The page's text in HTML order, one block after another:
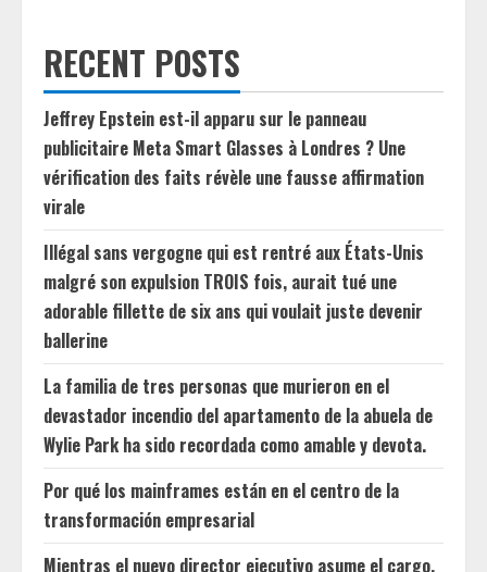
RECENT POSTS
Jeffrey Epstein est-il apparu sur le panneau
publicitaire Meta Smart Glasses à Londres ? Une
vérification des faits révèle une fausse affirmation
virale
Illégal sans vergogne qui est rentré aux États-Unis
malgré son expulsion TROIS fois, aurait tué une
adorable fillette de six ans qui voulait juste devenir
ballerine
La familia de tres personas que murieron en el
devastador incendio del apartamento de la abuela de
Wylie Park ha sido recordada como amable y devota.
Por qué los mainframes están en el centro de la
transformación empresarial
Mientras el nuevo director ejecutivo asume el cargo,